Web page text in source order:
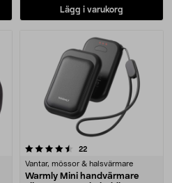
Lägg i varukorg
22recensioner
Vantar, mössor & halsvärmare
Warmly Mini handvärmare